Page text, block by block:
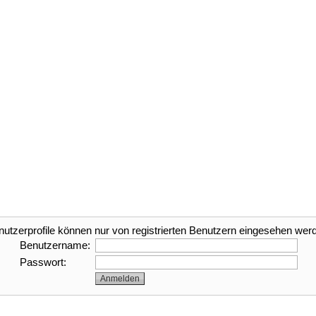
können nur von registrierten Benutzern eingesehen
Benutzername:
Passwort: